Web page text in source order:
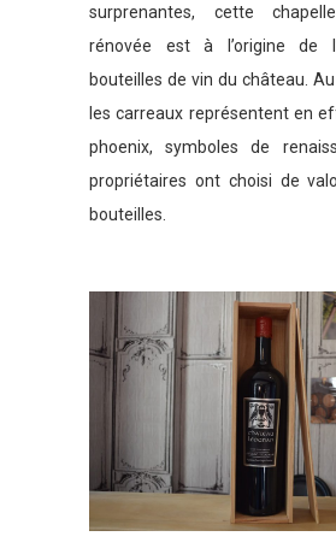
surprenantes, cette
rénovée est à l’origine de
bouteilles de vin du château. Au
les carreaux représentent en
phoenix, symboles de
propriétaires ont choisi de
bouteilles.